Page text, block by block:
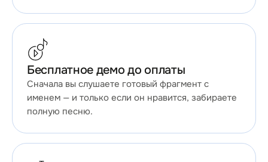
Бесплатное демо до оплаты
Сначала вы слушаете готовый фрагмент с
именем — и только если он нравится, забираете
полную песню.